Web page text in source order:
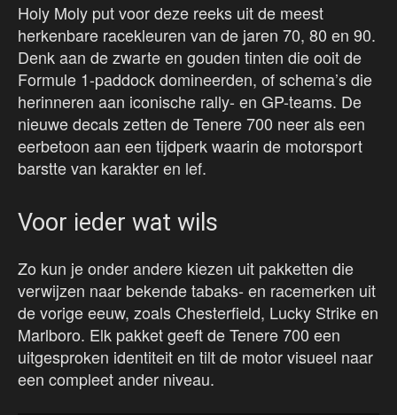
Holy Moly put voor deze reeks uit de meest
herkenbare racekleuren van de jaren 70, 80 en 90.
Denk aan de zwarte en gouden tinten die ooit de
Formule 1-paddock domineerden, of schema’s die
herinneren aan iconische rally- en GP-teams. De
nieuwe decals zetten de Tenere 700 neer als een
eerbetoon aan een tijdperk waarin de motorsport
barstte van karakter en lef.
Voor ieder wat wils
Zo kun je onder andere kiezen uit pakketten die
verwijzen naar bekende tabaks- en racemerken uit
de vorige eeuw, zoals Chesterfield, Lucky Strike en
Marlboro. Elk pakket geeft de Tenere 700 een
uitgesproken identiteit en tilt de motor visueel naar
een compleet ander niveau.